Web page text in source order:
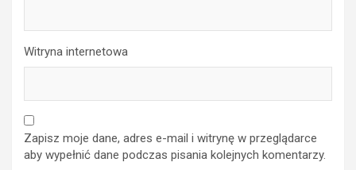
Witryna internetowa
Zapisz moje dane, adres e-mail i witrynę w przeglądarce
aby wypełnić dane podczas pisania kolejnych komentarzy.